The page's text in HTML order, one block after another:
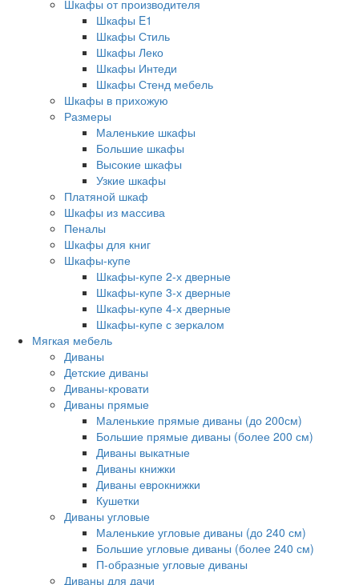
Шкафы от производителя
Шкафы E1
Шкафы Стиль
Шкафы Леко
Шкафы Интеди
Шкафы Стенд мебель
Шкафы в прихожую
Размеры
Маленькие шкафы
Большие шкафы
Высокие шкафы
Узкие шкафы
Платяной шкаф
Шкафы из массива
Пеналы
Шкафы для книг
Шкафы-купе
Шкафы-купе 2-х дверные
Шкафы-купе 3-х дверные
Шкафы-купе 4-х дверные
Шкафы-купе с зеркалом
Мягкая мебель
Диваны
Детские диваны
Диваны-кровати
Диваны прямые
Маленькие прямые диваны (до 200см)
Большие прямые диваны (более 200 см)
Диваны выкатные
Диваны книжки
Диваны еврокнижки
Кушетки
Диваны угловые
Маленькие угловые диваны (до 240 см)
Большие угловые диваны (более 240 см)
П-образные угловые диваны
Диваны для дачи